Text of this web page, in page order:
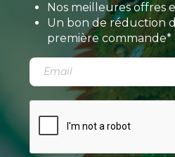
Nos meilleures offres
Un bon de réduction
première commande*